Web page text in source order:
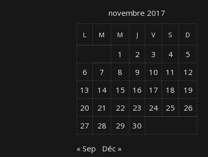
novembre 2017
L M M J V S D
1 2 3 4
5
6
7 8 9 10 11
12
13
14 15 16 17 18
19
20
21 22 23 24 25
26
27
28 29 30
« Sep Déc »